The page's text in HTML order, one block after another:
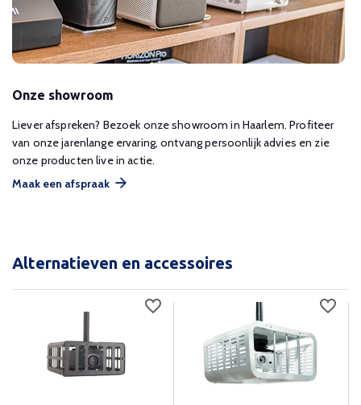
Onze showroom
Liever afspreken? Bezoek onze showroom in Haarlem. Profiteer
van onze jarenlange ervaring, ontvang persoonlijk advies en zie
onze producten live in actie.
Maak een afspraak
Alternatieven en accessoires